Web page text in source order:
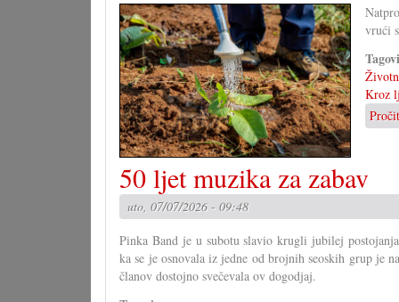
vrući
Kroz
50 ljet muzika za zabav
uto, 07/07/2026 - 09:48
Pinka Band je u subotu slavio krugli jubilej
ka se je osnovala iz jedne od brojnih seoskih grup je
članov dostojno svečevala ov dogodjaj.